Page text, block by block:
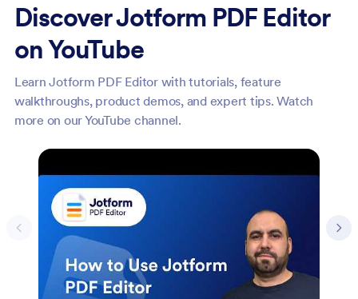
Discover Jotform PDF Editor
on YouTube
Learn Jotform PDF Editor with tutorials, feature
walkthroughs, product demos, and expert tips. Watch
more on our YouTube channel.